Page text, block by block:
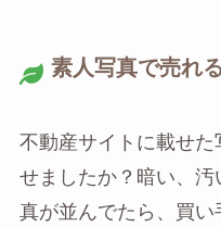
素人写真で売れ
不動産サイトに載せ
せましたか？暗い、
真が並んでたら、買